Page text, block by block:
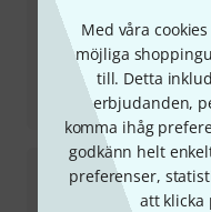
Med våra
möjliga
till. Detta
erbjudanden,
komma ihåg
godkänn helt
preferenser,
att klicka
Testrapport
Ibanez TOD10 Tim